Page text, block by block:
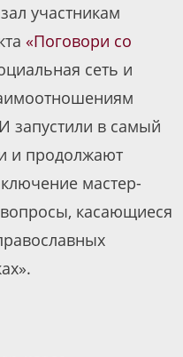
участникам
«Поговори со
сеть и
запустили в самый
и продолжают
мастер-
касающиеся